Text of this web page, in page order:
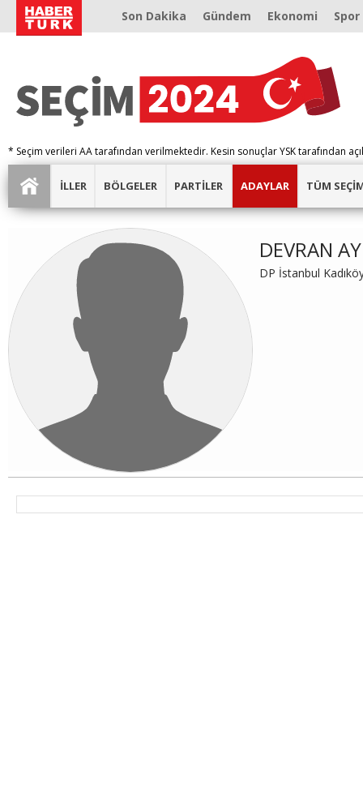
Son Dakika Gündem Ekonomi Spor
* Seçim verileri AA tarafından verilmektedir. Kesin sonuçlar YSK tarafından
İLLER BÖLGELER PARTİLER ADAYLAR TÜM
DEVRAN
DP İstanbul